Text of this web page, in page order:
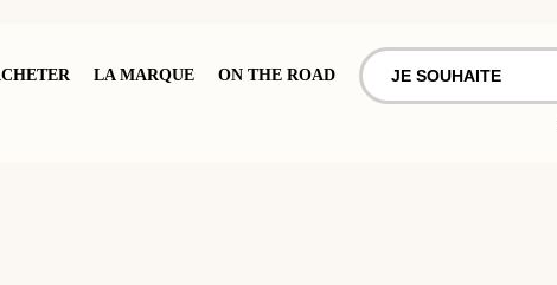
LA MARQUE ON THE ROAD